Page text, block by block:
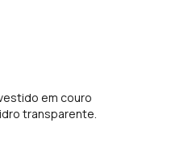
em couro
transparente.